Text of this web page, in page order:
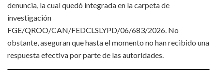
denuncia, la cual quedó integrada en la carpeta de
investigación
FGE/QROO/CAN/FEDCLSLYPD/06/683/2026. No
obstante, aseguran que hasta el momento no han recibido una
respuesta efectiva por parte de las autoridades.